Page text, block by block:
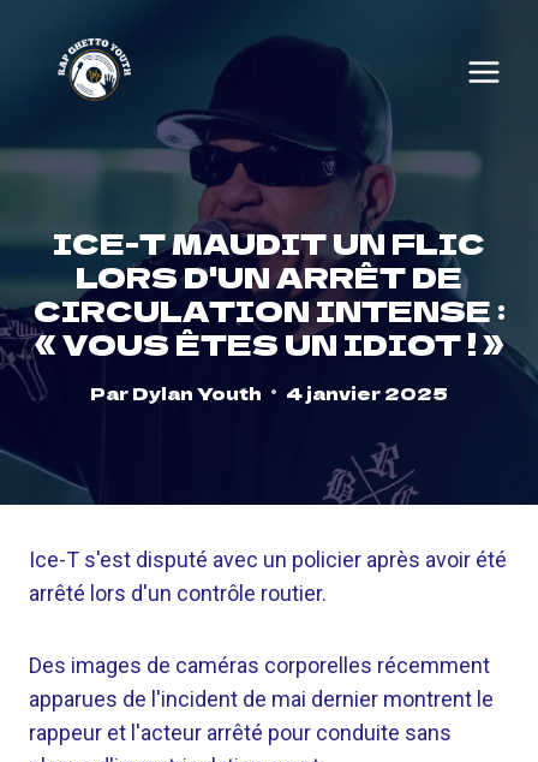
content
ICE-T MAUDIT UN FLIC
LORS D'UN ARRÊT DE
CIRCULATION INTENSE :
« VOUS ÊTES UN IDIOT ! »
ParDylan Youth 4 janvier 2025
Ice-T s'est disputé avec un policier après avoir été
arrêté lors d'un contrôle routier.
Des images de caméras corporelles récemment
apparues de l'incident de mai dernier montrent le
rappeur et l'acteur arrêté pour conduite sans